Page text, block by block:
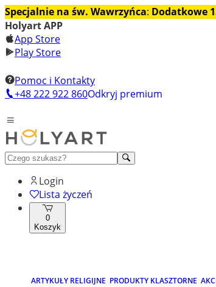
Specjalnie na św. Wawrzyńca: Dodatkowe
Holyart APP
App Store
Play Store
Pomoc i Kontakty
+48 222 922 860Odkryj premium
Login
Lista życzeń
0
Koszyk
ARTYKUŁY RELIGIJNE PRODUKTY KLASZTORNE